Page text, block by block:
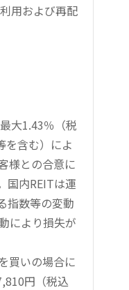
用および再配
大1.43％（税
を含む）によ
様との合意に
国内REITは運
指数等の変動
により損失が
買いの場合に
円（税込